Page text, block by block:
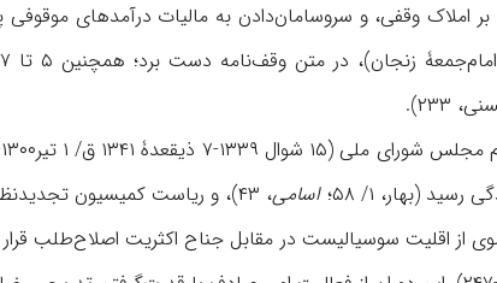
بر املاک وقفی، و سروسامان‌دادن به مالیات درآمدهای
۲۳۳).
(بهار، ۱/ ۵۸؛
اسامی، ۴۳)، و ریاست کمیسیون تجدیدنظر در قـانون انتخابات را به عهده گرفت (
عضوی از اقلیت سوسیالیست در مقابل جناح اکثریت